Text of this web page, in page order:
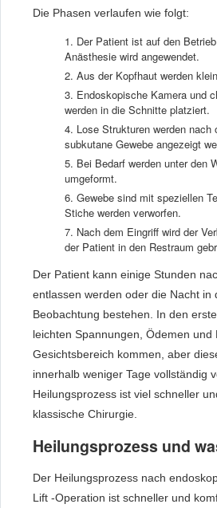
Die Phasen verlaufen wie folgt:
Der Patient ist auf den
Anästhesie wird angewendet.
Aus der Kopfhaut werden
Endoskopische Kamera und
werden in die Schnitte platziert.
Lose Strukturen werden nach
subkutane Gewebe angezeigt
Bei Bedarf werden unter den
umgeformt.
Gewebe sind mit speziellen
Stiche werden verworfen.
Nach dem Eingriff wird der
der Patient in den Restraum
Der Patient kann einige Stunden
entlassen werden oder die Nacht in
Beobachtung bestehen. In den
leichten Spannungen, Ödemen und
Gesichtsbereich kommen, aber
innerhalb weniger Tage vollständig
Heilungsprozess ist viel schneller
klassische Chirurgie.
Heilungsprozess und
Der Heilungsprozess nach
Lift -Operation ist schneller und